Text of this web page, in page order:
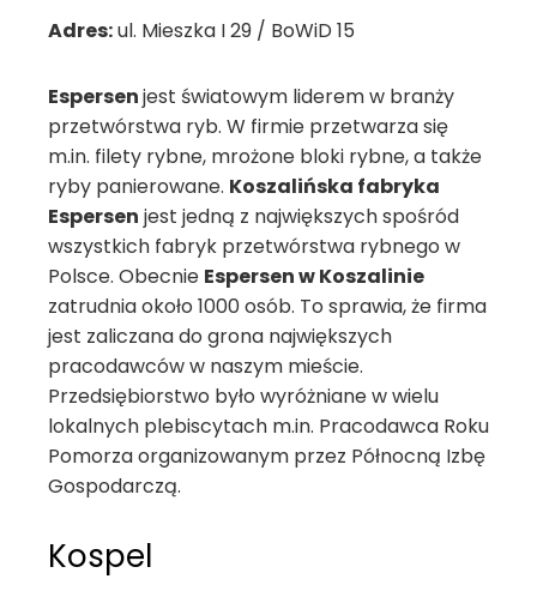
Adres:ul. Mieszka I 29 / BoWiD 15
Espersenjest światowym liderem w branży
przetwórstwa ryb. W firmie przetwarza się
m.in. filety rybne, mrożone bloki rybne, a także
ryby panierowane. Koszalińska fabryka
Espersen jest jedną z największych spośród
wszystkich fabryk przetwórstwa rybnego w
Polsce. Obecnie Espersen w Koszalinie
zatrudnia około 1000 osób. To sprawia, że firma
jest zaliczana do grona największych
pracodawców w naszym mieście.
Przedsiębiorstwo było wyróżniane w wielu
lokalnych plebiscytach m.in. Pracodawca Roku
Pomorza organizowanym przez Północną Izbę
Gospodarczą.
Kospel